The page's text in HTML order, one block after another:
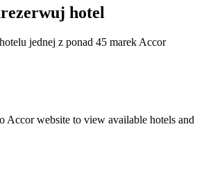
hotel
jednej z ponad 45 marek Accor
Accor website to view available hotels and